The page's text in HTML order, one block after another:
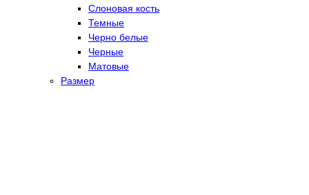
Слоновая кость
Темные
Черно белые
Черные
Матовые
Размер